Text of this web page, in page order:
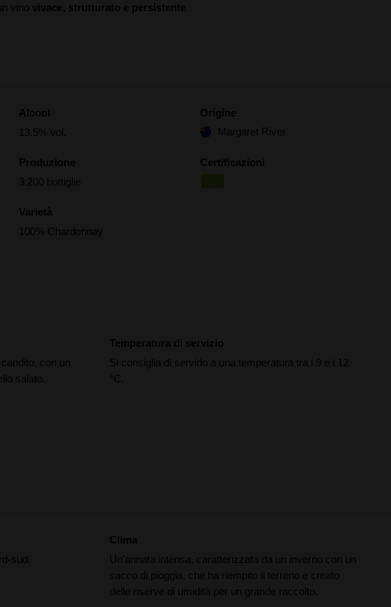
vino vivace, strutturato e persistente
Alcool
13.5% vol.
Produzione
3.200 bottiglie
Varietà
100% Chardonnay
Origine
Margaret River
Certificazioni
con un
salato.
Temperatura di servizio
Si consiglia di servirlo a una temperatura tra i 9 e i 12
°C.
sud.
Clima
Un'annata intensa, caratterizzata da un inverno con un
sacco di pioggia, che ha riempito il terreno e creato
delle riserve di umidità per un grande raccolto.